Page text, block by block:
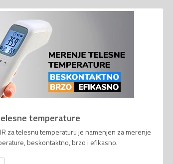
temperature
za telesnu temperaturu je namenjen za merenje
beskontaktno, brzo i efikasno.